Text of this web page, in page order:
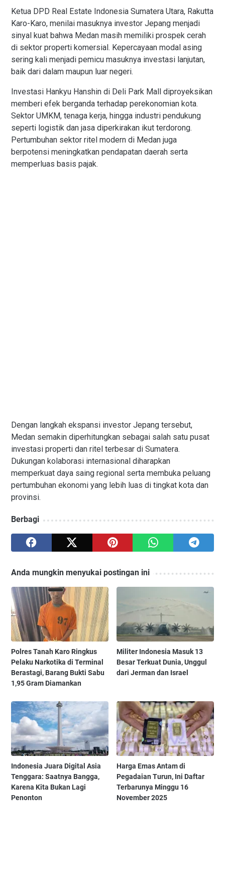
Ketua DPD Real Estate Indonesia Sumatera Utara, Rakutta
Karo-Karo, menilai masuknya investor Jepang menjadi
sinyal kuat bahwa Medan masih memiliki prospek cerah
di sektor properti komersial. Kepercayaan modal asing
sering kali menjadi pemicu masuknya investasi lanjutan,
baik dari dalam maupun luar negeri.
Investasi Hankyu Hanshin di Deli Park Mall diproyeksikan
memberi efek berganda terhadap perekonomian kota.
Sektor UMKM, tenaga kerja, hingga industri pendukung
seperti logistik dan jasa diperkirakan ikut terdorong.
Pertumbuhan sektor ritel modern di Medan juga
berpotensi meningkatkan pendapatan daerah serta
memperluas basis pajak.
Dengan langkah ekspansi investor Jepang tersebut,
Medan semakin diperhitungkan sebagai salah satu pusat
investasi properti dan ritel terbesar di Sumatera.
Dukungan kolaborasi internasional diharapkan
memperkuat daya saing regional serta membuka peluang
pertumbuhan ekonomi yang lebih luas di tingkat kota dan
provinsi.
Berbagi
Anda mungkin menyukai postingan ini
Polres Tanah Karo Ringkus
Pelaku Narkotika di Terminal
Berastagi, Barang Bukti Sabu
1,95 Gram Diamankan
Militer Indonesia Masuk 13
Besar Terkuat Dunia, Unggul
dari Jerman dan Israel
Indonesia Juara Digital Asia
Tenggara: Saatnya Bangga,
Karena Kita Bukan Lagi
Penonton
Harga Emas Antam di
Pegadaian Turun, Ini Daftar
Terbarunya Minggu 16
November 2025